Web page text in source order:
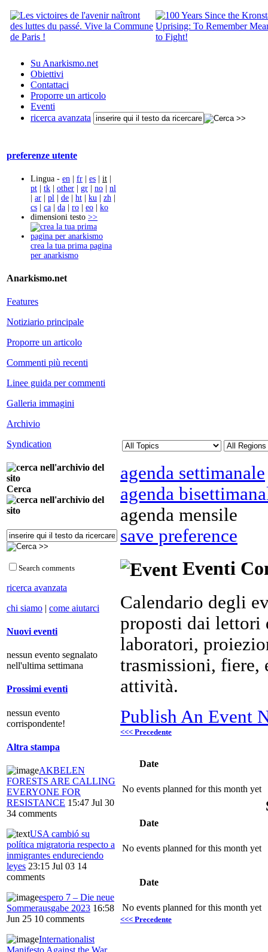
Su Anarkismo.net
Obiettivi
Contattaci
Proporre un articolo
Eventi
ricerca avanzata
preferenze utente
Lingua - en | fr | es | it |
pt | tk | other | gr | no | nl
| ar | pl | de | ht | ku | zh |
cs | ca | da | ro | eo | ko
dimensioni testo >>
crea la tua prima pagina
per anarkismo
Anarkismo.net
Features
Notiziario principale
Proporre un articolo
Commenti più recenti
Linee guida per commenti
Galleria immagini
Archivio
Syndication
Cerca
Search comments
ricerca avanzata
chi siamo | come aiutarci
Nuovi eventi
nessun evento segnalato
nell'ultima settimana
Prossimi eventi
nessun evento
corrispondente!
Altra stampa
AKBELEN
FORESTS ARE CALLING
EVERYONE FOR
RESISTANCE 15:47 Jul 30
34 comments
USA cambió su
política migratoria respecto a
inmigrantes endureciendo
leyes 23:15 Jul 03 14
comments
espero 7 – Die neue
Sommerausgabe 2023 16:58
Jun 25 10 comments
Internationalist
agenda settimanale
agenda
agenda mensile
save preference
Eventi
Calendario degli
proposti dai lettori
laboratori,
trasmissioni, fiere,
attività.
Publish An Event
<<< Precedente
Date
No events planned for this month yet
Date
No events planned for this month yet
Date
No events planned for this month yet
<<< Precedente